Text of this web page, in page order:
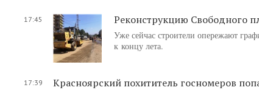
17:45 Реконструкцию Свободного
Уже сейчас строители опережают
к концу лета.
17:39 Красноярский похититель госномеров